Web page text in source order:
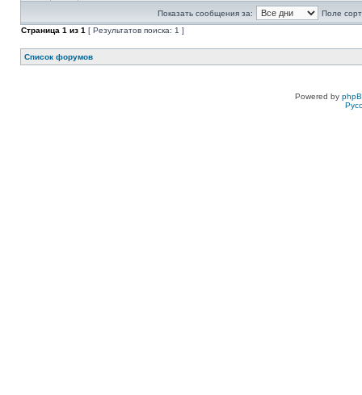
Показать сообщения за:
Поле
Страница 1 из 1 [ Результатов поиска: 1 ]
Список форумов
Powered by